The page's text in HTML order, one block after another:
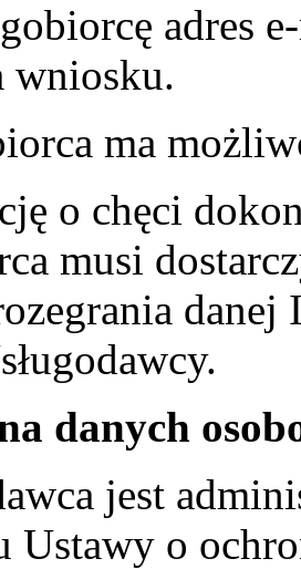
adres
wniosku.
ma
o chęci
musi
danych
jest
Ustawy o